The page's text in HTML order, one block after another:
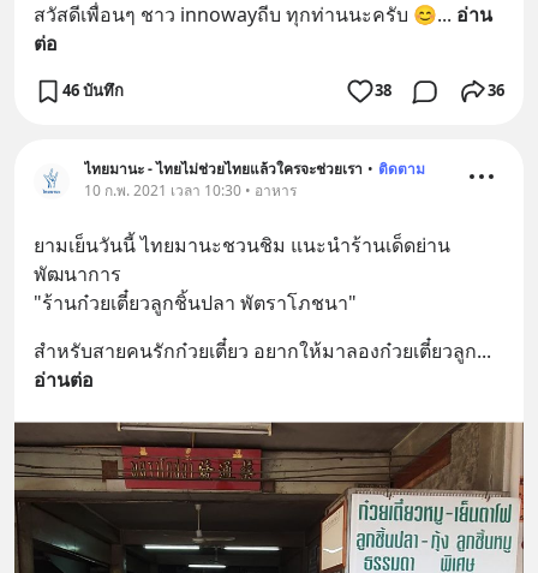
สวัสดีเพื่อนๆ ชาว innowayถีบ ทุกท่านนะครับ 😊... อ่าน
ต่อ
46 บันทึก 38 36
ไทยมานะ - ไทยไม่ช่วยไทยแล้วใครจะช่วยเรา • ติดตาม
10 ก.พ. 2021 เวลา 10:30 • อาหาร
ยามเย็นวันนี้ ไทยมานะชวนชิม แนะนำร้านเด็ดย่าน
พัฒนาการ
"ร้านก๋วยเตี๋ยวลูกชิ้นปลา พัตราโภชนา"
สำหรับสายคนรักก๋วยเตี๋ยว อยากให้มาลองก๋วยเตี๋ยวลูก
อ่านต่อ